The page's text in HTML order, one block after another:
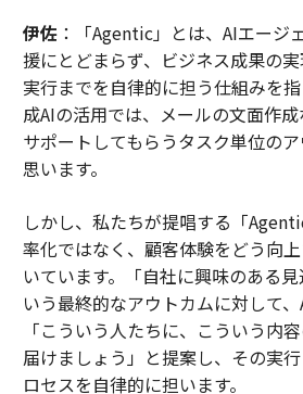
伊佐：「Agentic」とは、AIエージ
援にとどまらず、ビジネス成果の
実行までを自律的に担う仕組みを
成AIの活用では、メールの文面作
サポートしてもらうタスク単位の
思います。
しかし、私たちが提唱する「
率化ではなく、顧客体験をどう向
いています。「自社に興味のある
いう最終的なアウトカムに対して
「こういう人たちに、こういう内
届けましょう」と提案し、その実
ロセスを自律的に担います。